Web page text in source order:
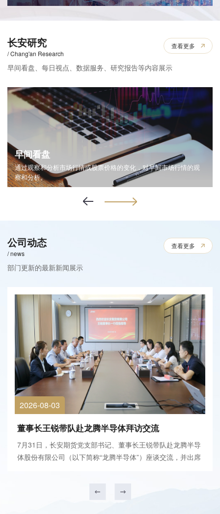
长安研究
/ Chang'an Research
早间看盘、每日视点、数据服务、研究报告等内容展示
查看更多
早间看盘
通过观察和分析市场行情或股票价格的变化，对早间市场行情的观
察和分析。
公司动态
/ news
部门更新的最新新闻展示
查看更多
2026-08-03
董事长王锐带队赴龙腾半导体拜访交流
7月31日，长安期货党支部书记、董事长王锐带队赴龙腾半导
体股份有限公司（以下简称“龙腾半导体”）座谈交流，并出席
关负责人参加会议。会前，徐西昌陪同王锐一...